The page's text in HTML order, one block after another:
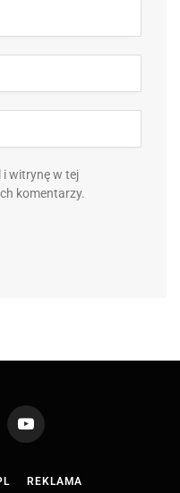
i witrynę w tej
komentarzy.
YouTube
REKLAMA